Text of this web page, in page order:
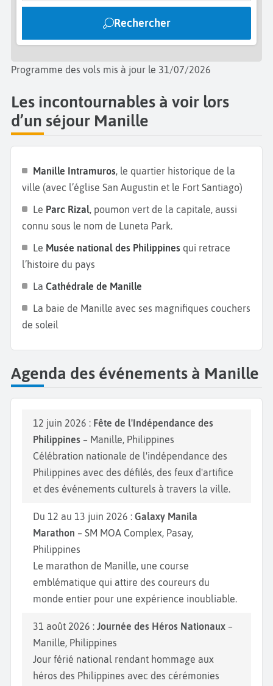
gratuits ajoutent une touche festive à cet espace
paisible. Manille est aussi un paradis pour les
comme le SM Mall of Asia, l’un des plus grands au
monde, ou le Greenbelt Mall, mêlant luxe et nature,
offrent une expérience unique. Pour une immersion
locale, rendez-vous au marché de Divisoria ou
explorez Chinatown, le plus ancien quartier chinois
Philippineset le Centre culturel des Philippines pour
vous plonger dans l’art et l’histoire du pays. Les
quartiers modernes comme Bonifacio Global City
regorgent, eux, de galeries, de restaurants branchés
et de rooftops qui offrent une vue spectaculaire sur
la ville. Les fresques murales disséminées dans ses
escapade chic et contemporaine, BGC est aussi un
lieu animé la nuit, parfait pour un cocktail ou une
soirée branchée. Enfin, laissez-vous séduire par la
dessert glacé emblématique ou explorez les food
unique de patrimoine, de modernité et d’hospitalité
chaleureuse, Manille est bien plus qu’une simple
étape. Elle est une porte d’entrée captivante pour
découvrir l’âme des Philippines et une destination à
part entière qui saura charmer tous les voyageurs.
Rechercher
Programme des vols mis à jour le 31/07/2026
Les incontournables à voir lors
d’un séjour Manille
Manille Intramuros , le quartier historique de la
ville (avec l’église San Augustin et le Fort Santiago)
Le Parc Rizal
, poumon vert de la capitale, aussi
connu sous le nom de Luneta Park.
Le Musée national des Philippines qui retrace
l’histoire du pays
La Cathédrale de Manille
La baie de Manille avec ses magnifiques couchers
de soleil
Agenda des événements à Manille
12 juin 2026 : Fête de l'Indépendance des
Philippines – Manille, Philippines
Célébration nationale de l'indépendance des
Philippines avec des défilés, des feux d'artifice
et des événements culturels à travers la ville.
Du 12 au 13 juin 2026 : Galaxy Manila
Marathon – SM MOA Complex, Pasay,
Philippines
Le marathon de Manille, une course
emblématique qui attire des coureurs du
monde entier pour une expérience inoubliable.
31 août 2026 : Journée des Héros Nationaux –
Manille, Philippines
Jour férié national rendant hommage aux
héros des Philippines avec des cérémonies